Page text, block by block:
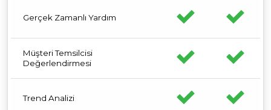
Gerçek Zamanlı Yardım
Müşteri Temsilcisi
Değerlendirmesi
Trend Analizi